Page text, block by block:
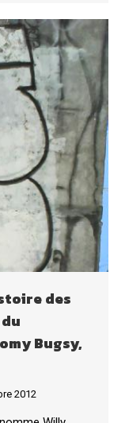
des
Bugsy,
2012